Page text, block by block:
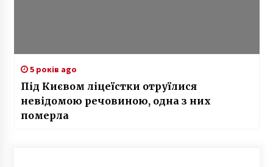
5 років ago
Під Києвом ліцеїстки отруїлися
невідомою речовиною, одна з них
померла